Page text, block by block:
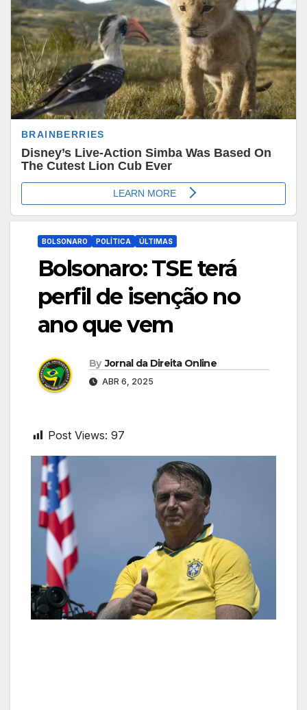
BOLSONARO POLÍTICA ÚLTIMAS
Bolsonaro: TSE terá
perfil de isenção no
ano que vem
By Jornal da Direita Online
ABR 6, 2025
Post Views: 97